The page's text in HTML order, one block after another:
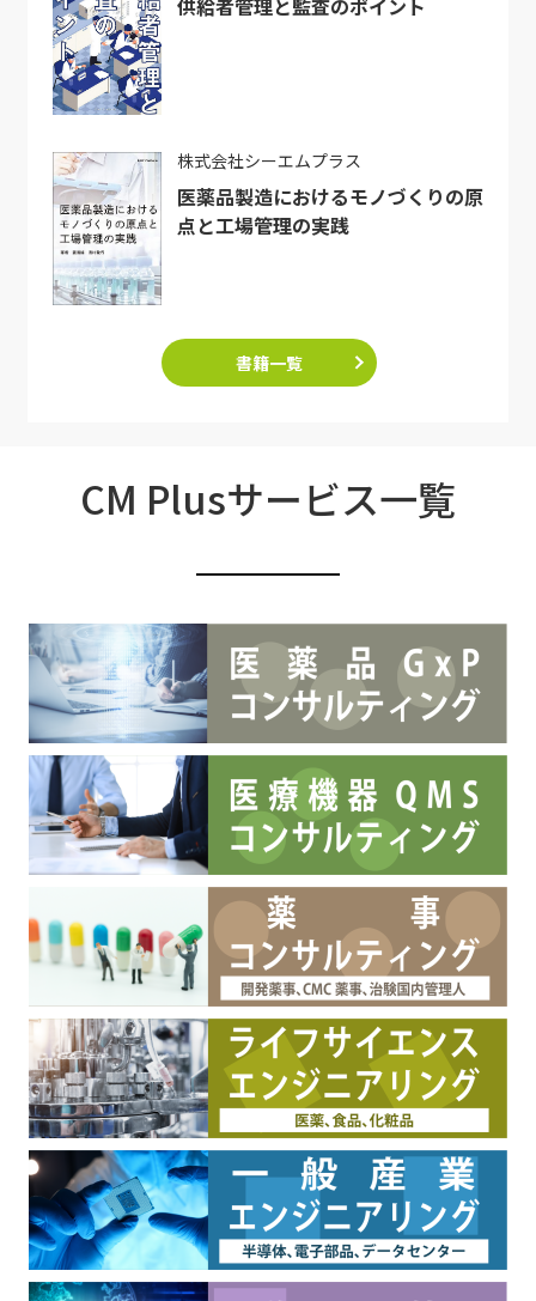
供給者管理と監査のポイント
株式会社シーエムプラス
医薬品製造におけるモノづくりの原
点と工場管理の実践
書籍一覧
CM Plusサービス一覧